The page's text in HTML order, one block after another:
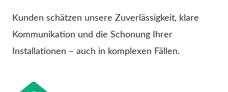
Kunden schätzen unsere Zuverlässigkeit, klare
Kommunikation und die Schonung Ihrer
Installationen – auch in komplexen Fällen.